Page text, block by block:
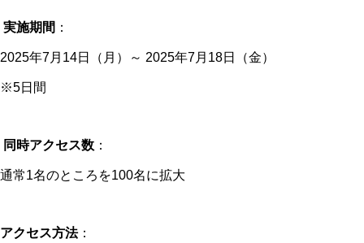
実施期間 ：
2025年7月14日（月）～ 2025年7月18日（金）
※5日間
同時アクセス数 ：
通常1名のところを100名に拡大
アクセス方法：